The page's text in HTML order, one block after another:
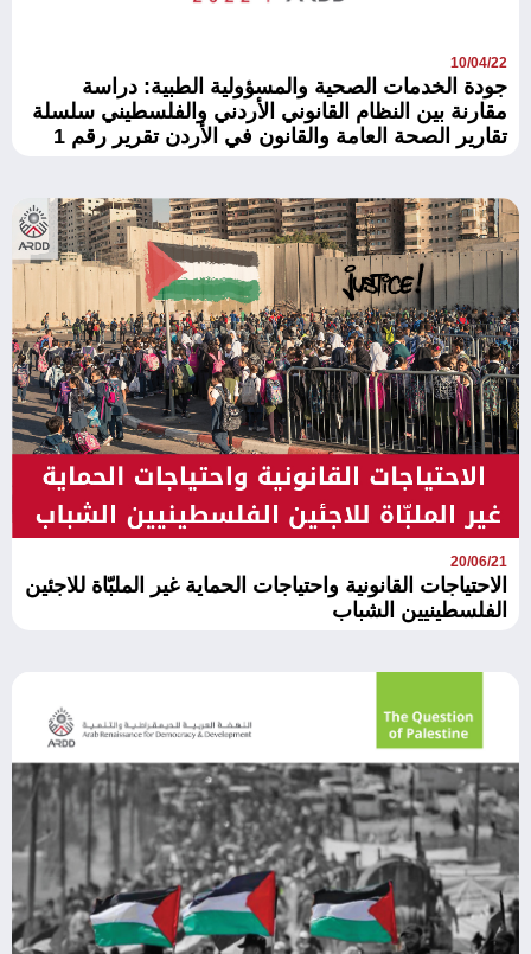
10/04/22
جودة الخدمات الصحية والمسؤولية الطبية: دراسة
مقارنة بين النظام القانوني الأردني والفلسطيني سلسلة
تقارير الصحة العامة والقانون في الأردن تقرير رقم 1
20/06/21
الاحتياجات القانونية واحتياجات الحماية غير الملبّاة للاجئين
الفلسطينيين الشباب